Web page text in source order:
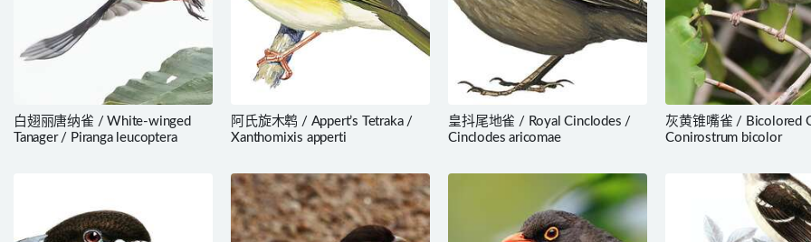
白翅丽唐纳雀 / White-winged
Tanager / Piranga leucoptera
阿氏旋木鹎 / Appert’s Tetraka /
Xanthomixis apperti
皇抖尾地雀 / Royal Cinclodes /
Cinclodes aricomae
灰黄锥嘴雀 / Bicolored
Conirostrum bicolor